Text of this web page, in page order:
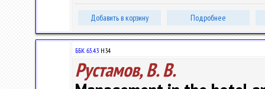
Добавить в корзину Подробнее
ББК 65.43 Н34
Рустамов, В. В.